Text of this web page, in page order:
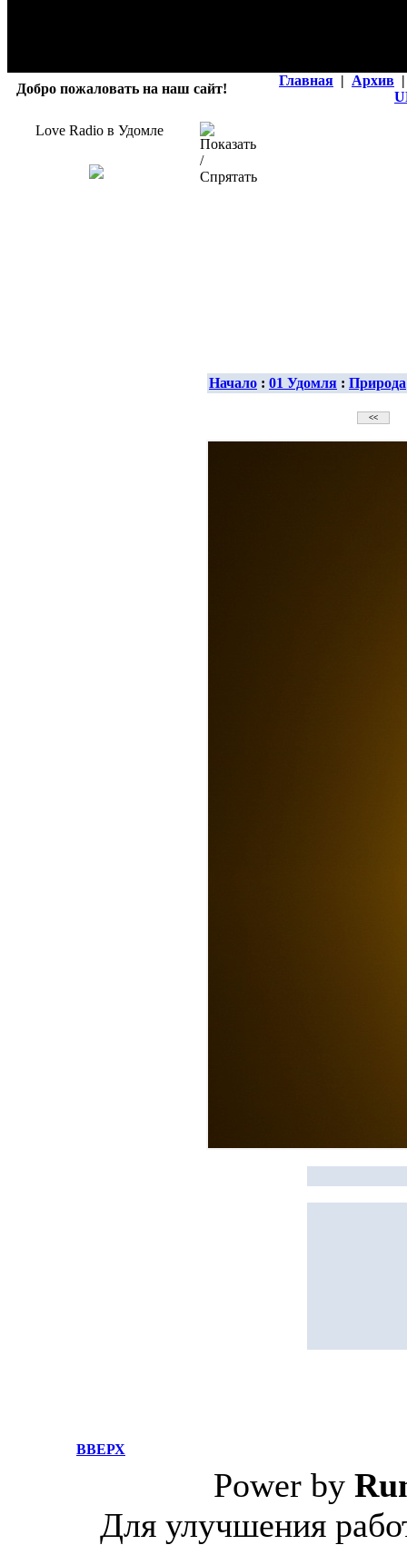
Добро пожаловать на наш сайт!
Главная | Архив |
Love Radio в Удомле
Начало : 01 Удомля : Природа
ВВЕРХ
Power by
Для улучшения